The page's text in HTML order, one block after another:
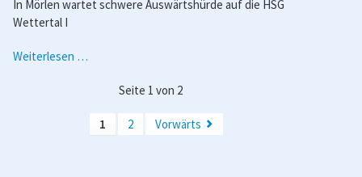
In Mörlen wartet schwere Auswärtshürde auf die HSG
Wettertal I
Weiterlesen …
Mörlen
Männer
Seite 1 von 2
1 2 Vorwärts